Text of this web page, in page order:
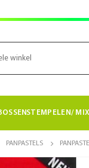
STEMPELEN/
PANPASTELS